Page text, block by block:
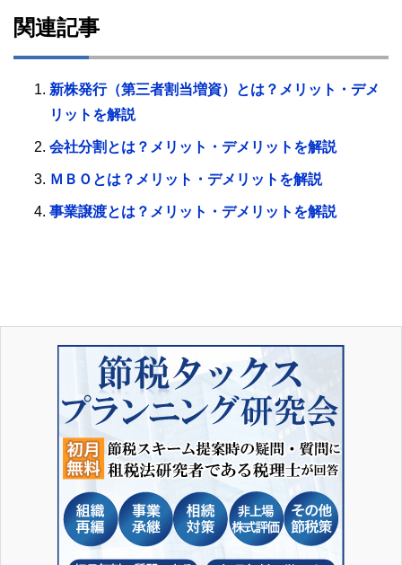
関連記事
新株発行（第三者割当増資）とは？メリット・デメ
リットを解説
会社分割とは？メリット・デメリットを解説
ＭＢＯとは？メリット・デメリットを解説
事業譲渡とは？メリット・デメリットを解説